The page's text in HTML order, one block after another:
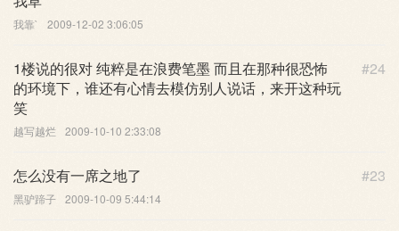
我靠` 2009-12-02 3:06:05
#24
1楼说的很对 纯粹是在浪费笔墨 而且在那种很恐怖
的环境下，谁还有心情去模仿别人说话，来开这种玩
笑
越写越烂 2009-10-10 2:33:08
#23
怎么没有一席之地了
黑驴蹄子 2009-10-09 5:44:14